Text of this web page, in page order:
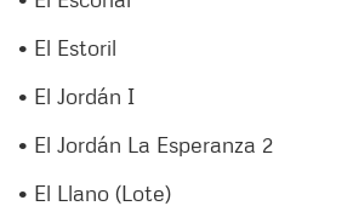
• El Estoril
• El Jordán I
• El Jordán La Esperanza 2
• El Llano (Lote)